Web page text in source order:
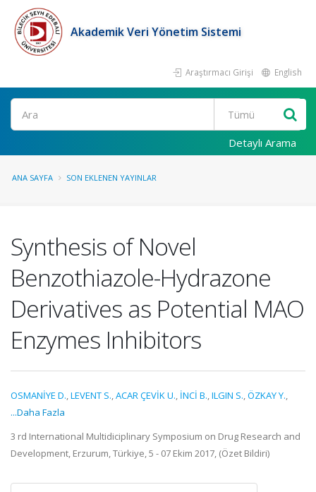
Akademik Veri Yönetim Sistemi
Araştırmacı Girişi English
Ara
Detaylı Arama
ANA SAYFA SON EKLENEN YAYINLAR
Synthesis of Novel
Benzothiazole-Hydrazone
Derivatives as Potential MAO
Enzymes Inhibitors
OSMANİYE D.,LEVENT S.,ACAR ÇEVİK U., İNCİ B.,ILGIN S.,ÖZKAY Y.,
...Daha Fazla
3 rd International Multidiciplinary Symposium on Drug Research and
Development, Erzurum, Türkiye, 5 - 07 Ekim 2017, (Özet Bildiri)